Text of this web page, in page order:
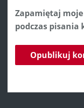
Zapamiętaj
podczas